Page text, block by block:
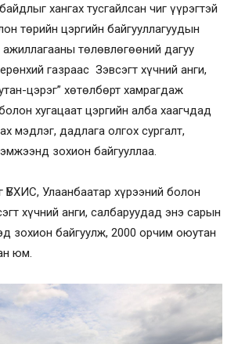
хангах тусгайлсан чиг үүрэгтэй
төрийн цэргийн байгууллагуудын
төлөвлөгөөний дагуу
газраас Зэвсэгт хүчний анги,
цэрэг” хөтөлбөрт хамрагдаж
хугацаат цэргийн алба хаагчдад
мэдлэг, дадлага олгох сургалт,
зохион байгууллаа.
ҮБХИС, Улаанбаатар хүрээний болон
хүчний анги, салбаруудад энэ сарын
зохион байгуулж, 2000 орчим оюутан
юм.